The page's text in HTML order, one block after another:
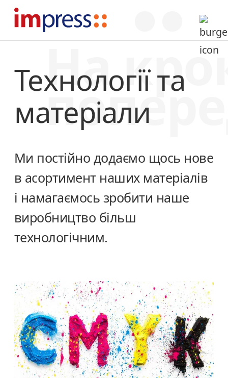
На
Технології та
матеріали
Ми постійно додаємо щось нове
в асортимент наших матеріалів
і намагаємось зробити наше
виробництво більш
технологічним.